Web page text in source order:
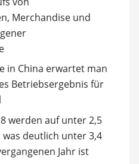
Merchandise und
in China erwartet man
Betriebsergebnis für
werden auf unter 2,5
deutlich unter 3,4
Jahr ist